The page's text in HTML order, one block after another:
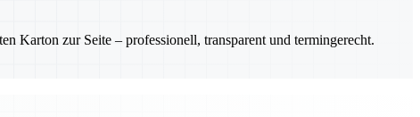
Karton zur Seite – professionell, transparent und termingerecht.